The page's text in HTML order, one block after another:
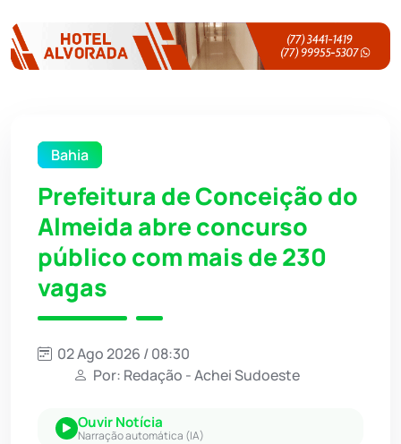
Bahia
Prefeitura de Conceição do
Almeida abre concurso
público com mais de 230
vagas
02 Ago 2026 / 08:30
Por: Redação - Achei Sudoeste
Ouvir Notícia
Narração automática (IA)